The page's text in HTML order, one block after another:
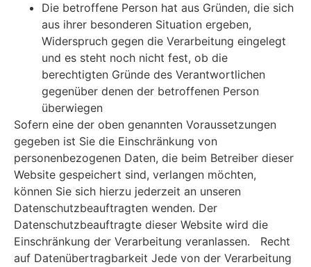
Die betroffene Person hat aus Gründen, die sich
aus ihrer besonderen Situation ergeben,
Widerspruch gegen die Verarbeitung eingelegt
und es steht noch nicht fest, ob die
berechtigten Gründe des Verantwortlichen
gegenüber denen der betroffenen Person
überwiegen
Sofern eine der oben genannten Voraussetzungen
gegeben ist Sie die Einschränkung von
personenbezogenen Daten, die beim Betreiber dieser
Website gespeichert sind, verlangen möchten,
können Sie sich hierzu jederzeit an unseren
Datenschutzbeauftragten wenden. Der
Datenschutzbeauftragte dieser Website wird die
Einschränkung der Verarbeitung veranlassen. Recht
auf Datenübertragbarkeit Jede von der Verarbeitung